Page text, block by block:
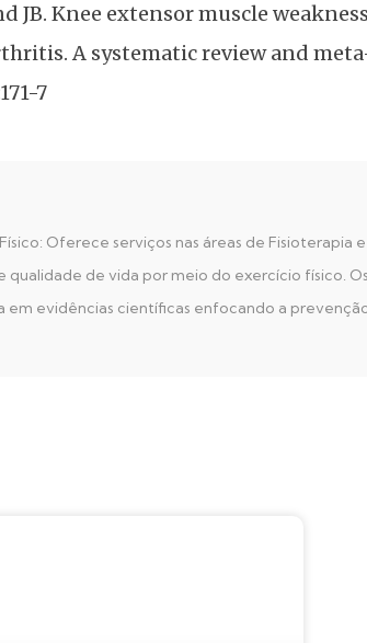
JB. Knee extensor muscle
A systematic review and
7
Oferece serviços nas áreas de Fisioterapia e
de vida por meio do exercício físico.
evidências científicas enfocando a